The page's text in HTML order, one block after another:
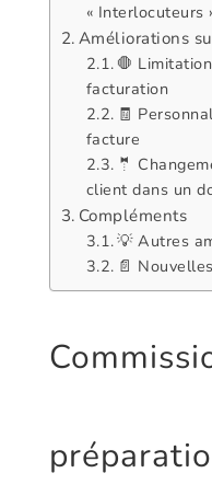
« Interlocuteurs
Améliorations
🛑
facturation
🧾
facture
🤵
client dans un
Compléments
💡 Autres
📄